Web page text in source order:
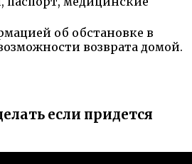
об обстановке в
возврата домой.
если придется